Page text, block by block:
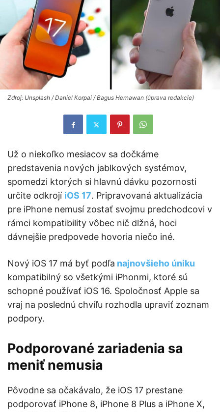
Zdroj: Unsplash / Daniel Korpai / Bagus Hernawan (úprava redakcie)
Už o niekoľko mesiacov sa dočkáme
predstavenia nových jablkových systémov,
spomedzi ktorých si hlavnú dávku pozornosti
určite odkrojí iOS 17. Pripravovaná aktualizácia
pre iPhone nemusí zostať svojmu predchodcovi v
rámci kompatibility vôbec nič dlžná, hoci
dávnejšie predpovede hovoria niečo iné.
Nový iOS 17 má byť podľa najnovšieho úniku
kompatibilný so všetkými iPhonmi, ktoré sú
schopné používať iOS 16. Spoločnosť Apple sa
vraj na poslednú chvíľu rozhodla upraviť zoznam
podpory.
Podporované zariadenia sa
meniť nemusia
Pôvodne sa očakávalo, že iOS 17 prestane
podporovať iPhone 8, iPhone 8 Plus a iPhone X,